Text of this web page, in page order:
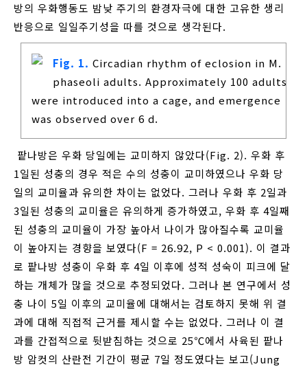
방의 우화행동도 밤낮 주기의 환경자극에 대한 고유한 생리
반응으로 일일주기성을 따를 것으로 생각된다.
Fig. 1.Circadian rhythm of eclosion in M.
phaseoli adults. Approximately 100 adults
were introduced into a cage, and emergence
was observed over 6 d.
팥나방은 우화 당일에는 교미하지 않았다(Fig. 2). 우화 후
1일된 성충의 경우 적은 수의 성충이 교미하였으나 우화 당
일의 교미율과 유의한 차이는 없었다. 그러나 우화 후 2일과
3일된 성충의 교미율은 유의하게 증가하였고, 우화 후 4일째
된 성충의 교미율이 가장 높아서 나이가 많아질수록 교미율
이 높아지는 경향을 보였다(F = 26.92, P < 0.001). 이 결과
로 팥나방 성충이 우화 후 4일 이후에 성적 성숙이 피크에 달
하는 개체가 많을 것으로 추정되었다. 그러나 본 연구에서 성
충 나이 5일 이후의 교미율에 대해서는 검토하지 못해 위 결
과에 대해 직접적 근거를 제시할 수는 없었다. 그러나 이 결
과를 간접적으로 뒷받침하는 것으로 25℃에서 사육된 팥나
방 암컷의 산란전 기간이 평균 7일 정도였다는 보고(Jung